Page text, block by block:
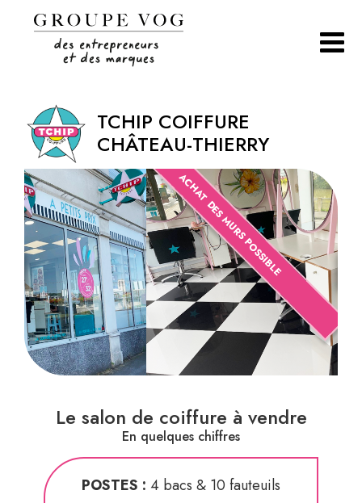
TCHIP COIFFURE
CHÂTEAU-THIERRY
ACHAT DES MURS POSSIBLE
Le salon de coiffure à vendre
En quelques chiffres
POSTES : 4 bacs & 10 fauteuils